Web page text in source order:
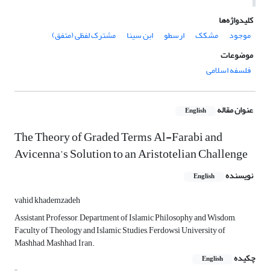
کلیدواژه‌ها
موجود
مشکک ارسطو ابن سینا
مشترک لفظی (متفق)
موضوعات
فلسفه اسلامی
عنوان مقاله English
The Theory of Graded Terms Al-Farabi and
Avicenna’s Solution to an Aristotelian Challenge
نویسنده English
vahid khademzadeh
Assistant Professor, Department of Islamic Philosophy and Wisdom,
Faculty of Theology and Islamic Studies, Ferdowsi University of
Mashhad, Mashhad, Iran.
چکیده
English